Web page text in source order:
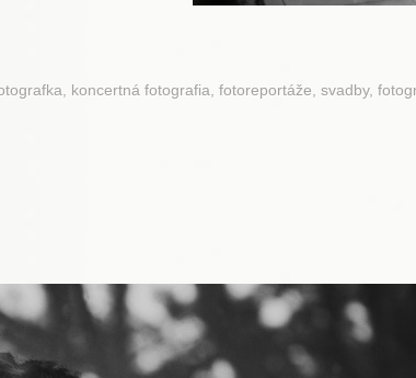
koncertná fotografia, fotoreportáže, svadby,